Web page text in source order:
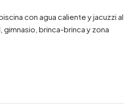
con agua caliente y jacuzzi al
gimnasio, brinca-brinca y zona